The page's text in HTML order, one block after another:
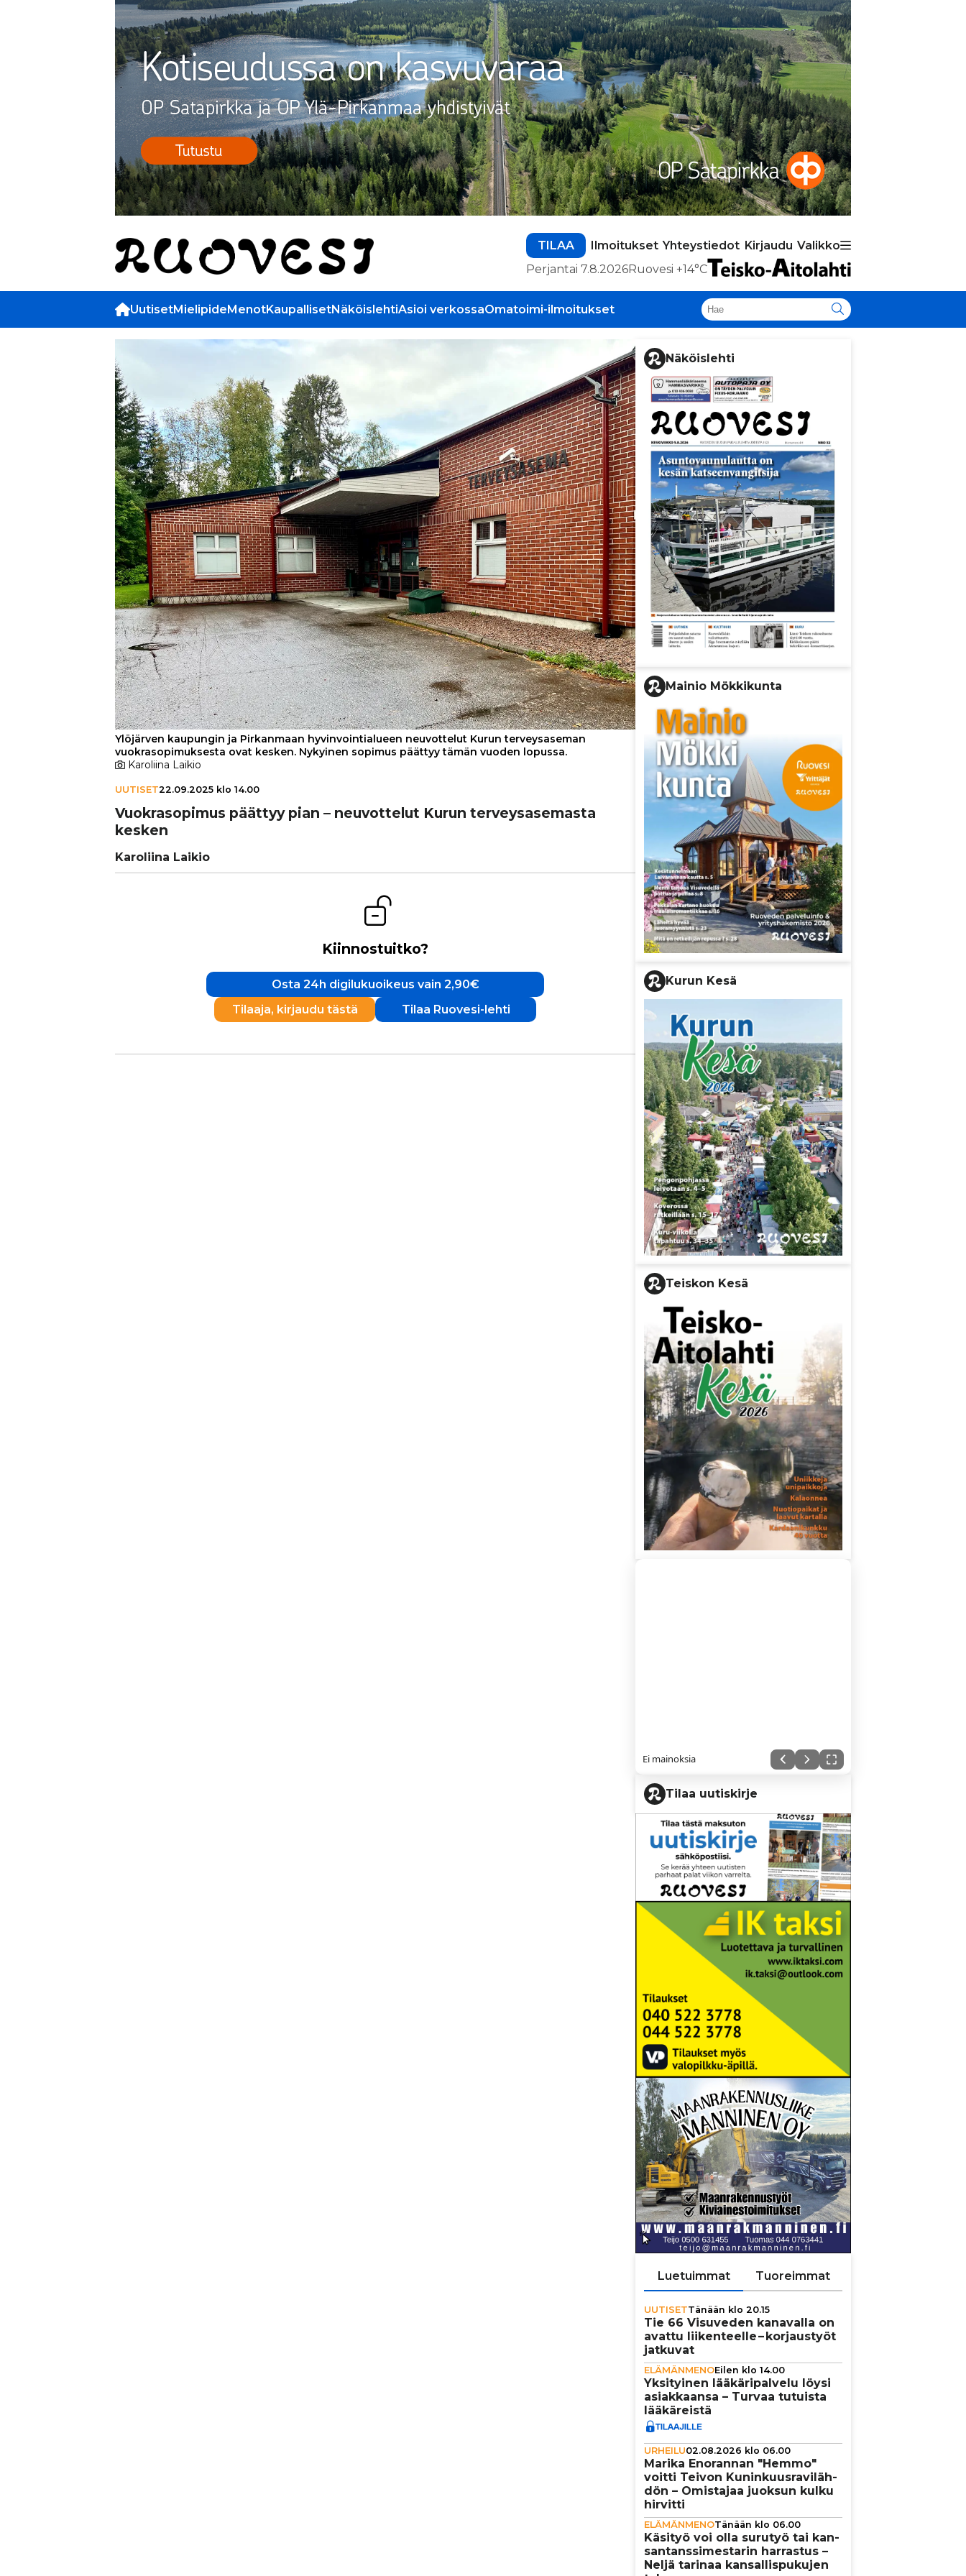
TILAA Ilmoitukset Yhteystiedot Kirjaudu Valikko
Perjantai 7.8.2026Ruovesi +14°C
UutisetMielipideMenotKaupallisetNäköislehtiAsioi verkossaOmatoimi-ilmoitukset
Ylöjärven kaupungin ja Pirkanmaan hyvinvointialueen neuvottelut Kurun terveysaseman
vuokrasopimuksesta ovat kesken. Nykyinen sopimus päättyy tämän vuoden lopussa.
Karoliina Laikio
UUTISET22.09.2025 klo 14.00
Vuok­ra­so­pi­mus päättyy pian – neu­vot­te­lut Kurun ter­vey­sa­se­masta
kesken
Karoliina Laikio
Kiinnostuitko?
Osta 24h digilukuoikeus vain 2,90€
Tilaaja, kirjaudu tästä
Tilaa Ruovesi-lehti
Näköislehti
Mainio Mökkikunta
Kurun Kesä
Teiskon Kesä
Ei mainoksia
Tilaa uutiskirje
Luetuimmat Tuoreimmat
UUTISETTänään klo 20.15
Tie 66 Visuveden kanavalla on
avattu lii­ken­teelle – kor­jaus­työt
jatkuvat
ELÄMÄNMENOEilen klo 14.00
Yksi­tyi­nen lää­kä­ri­pal­velu löysi
asi­ak­kaansa – Turvaa tutuista
lää­kä­reistä
URHEILU02.08.2026 klo 06.00
Marika Enorannan "Hemmo"
voitti Teivon Kunin­kuus­ra­vi­läh­
dön – Omistajaa juoksun kulku
hirvitti
ELÄMÄNMENOTänään klo 06.00
Käsityö voi olla surutyö tai kan­
san­tans­si­mes­ta­rin harrastus –
Neljä tarinaa kan­sal­lis­pu­ku­jen